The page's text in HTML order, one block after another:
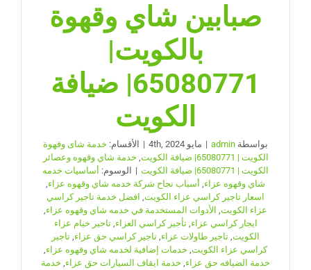
صبابين شاي وقهوة
بالكويت|
65080771| ضيافة
الكويت
بواسطة admin
| مايو 4th, 2024 | الأقسام: خدمة شاى وقهوة
الكويت | 65080771| ضيافة الكويت
, خدمة شاي وقهوه وعصائر
الكويت | 65080771| ضيافة الكويت
| الوسوم: أساسيات خدمه
شاي وقهوه عزاء, أسباب نجاح شركة خدمه شاي وقهوه عزاء,
اسعار تاجير كراسي عزاء الكويت, افضل خدمة تاجير كراسي
عزاء الكويت, الأدوات المستخدمة في خدمه شاي وقهوه عزاء,
ايجار كراسي عزاء,تأجير كراسي العزاء,تاجير خيام عزاء
الكويت, تاجير طاولات عزاء, تاجير كراسي حق عزاء, تاجير
كراسي عزاء الكويت, خدمات إضافية لخدمه شاي وقهوه عزاء,
خدمة الضيافه حق عزاء, خدمة ايقاف السيارات حق عزاء, خدمة